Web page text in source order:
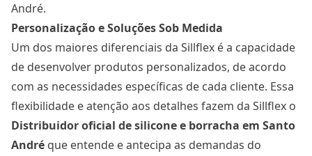
André.
Personalização e Soluções Sob Medida
Um dos maiores diferenciais da Sillflex é a capacidade
de desenvolver produtos personalizados, de acordo
com as necessidades específicas de cada cliente. Essa
flexibilidade e atenção aos detalhes fazem da Sillflex o
Distribuidor oficial de silicone e borracha em Santo
André que entende e antecipa as demandas do